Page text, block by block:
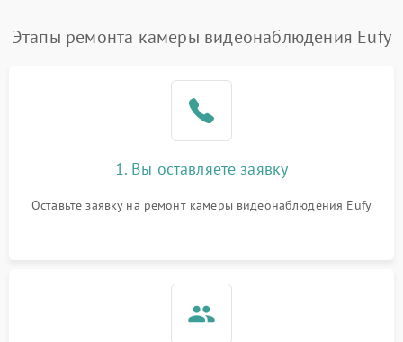
Этапы ремонта камеры видеонаблюдения Eufy
1. Вы оставляете заявку
Оставьте заявку на ремонт камеры видеонаблюдения Eufy